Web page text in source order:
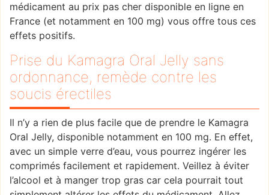
médicament au prix pas cher disponible en ligne en
France (et notamment en 100 mg) vous offre tous ces
effets positifs.
Prise du Kamagra Oral Jelly sans
ordonnance, remède contre les
soucis érectiles
Il n’y a rien de plus facile que de prendre le Kamagra
Oral Jelly, disponible notamment en 100 mg. En effet,
avec un simple verre d’eau, vous pourrez ingérer les
comprimés facilement et rapidement. Veillez à éviter
l’alcool et à manger trop gras car cela pourrait tout